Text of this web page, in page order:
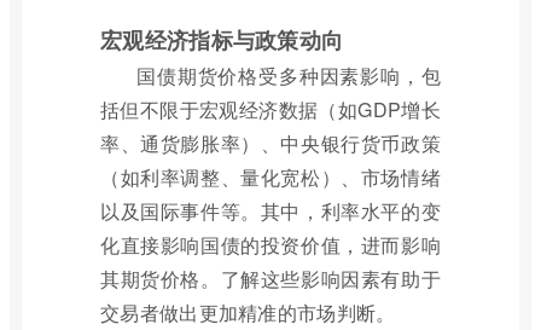
宏观经济指标与政策动向
国债期货价格受多种因素影响，包
括但不限于宏观经济数据（如GDP增长
率、通货膨胀率）、中央银行货币政策
（如利率调整、量化宽松）、市场情绪
以及国际事件等。其中，利率水平的变
化直接影响国债的投资价值，进而影响
其期货价格。了解这些影响因素有助于
交易者做出更加精准的市场判断。